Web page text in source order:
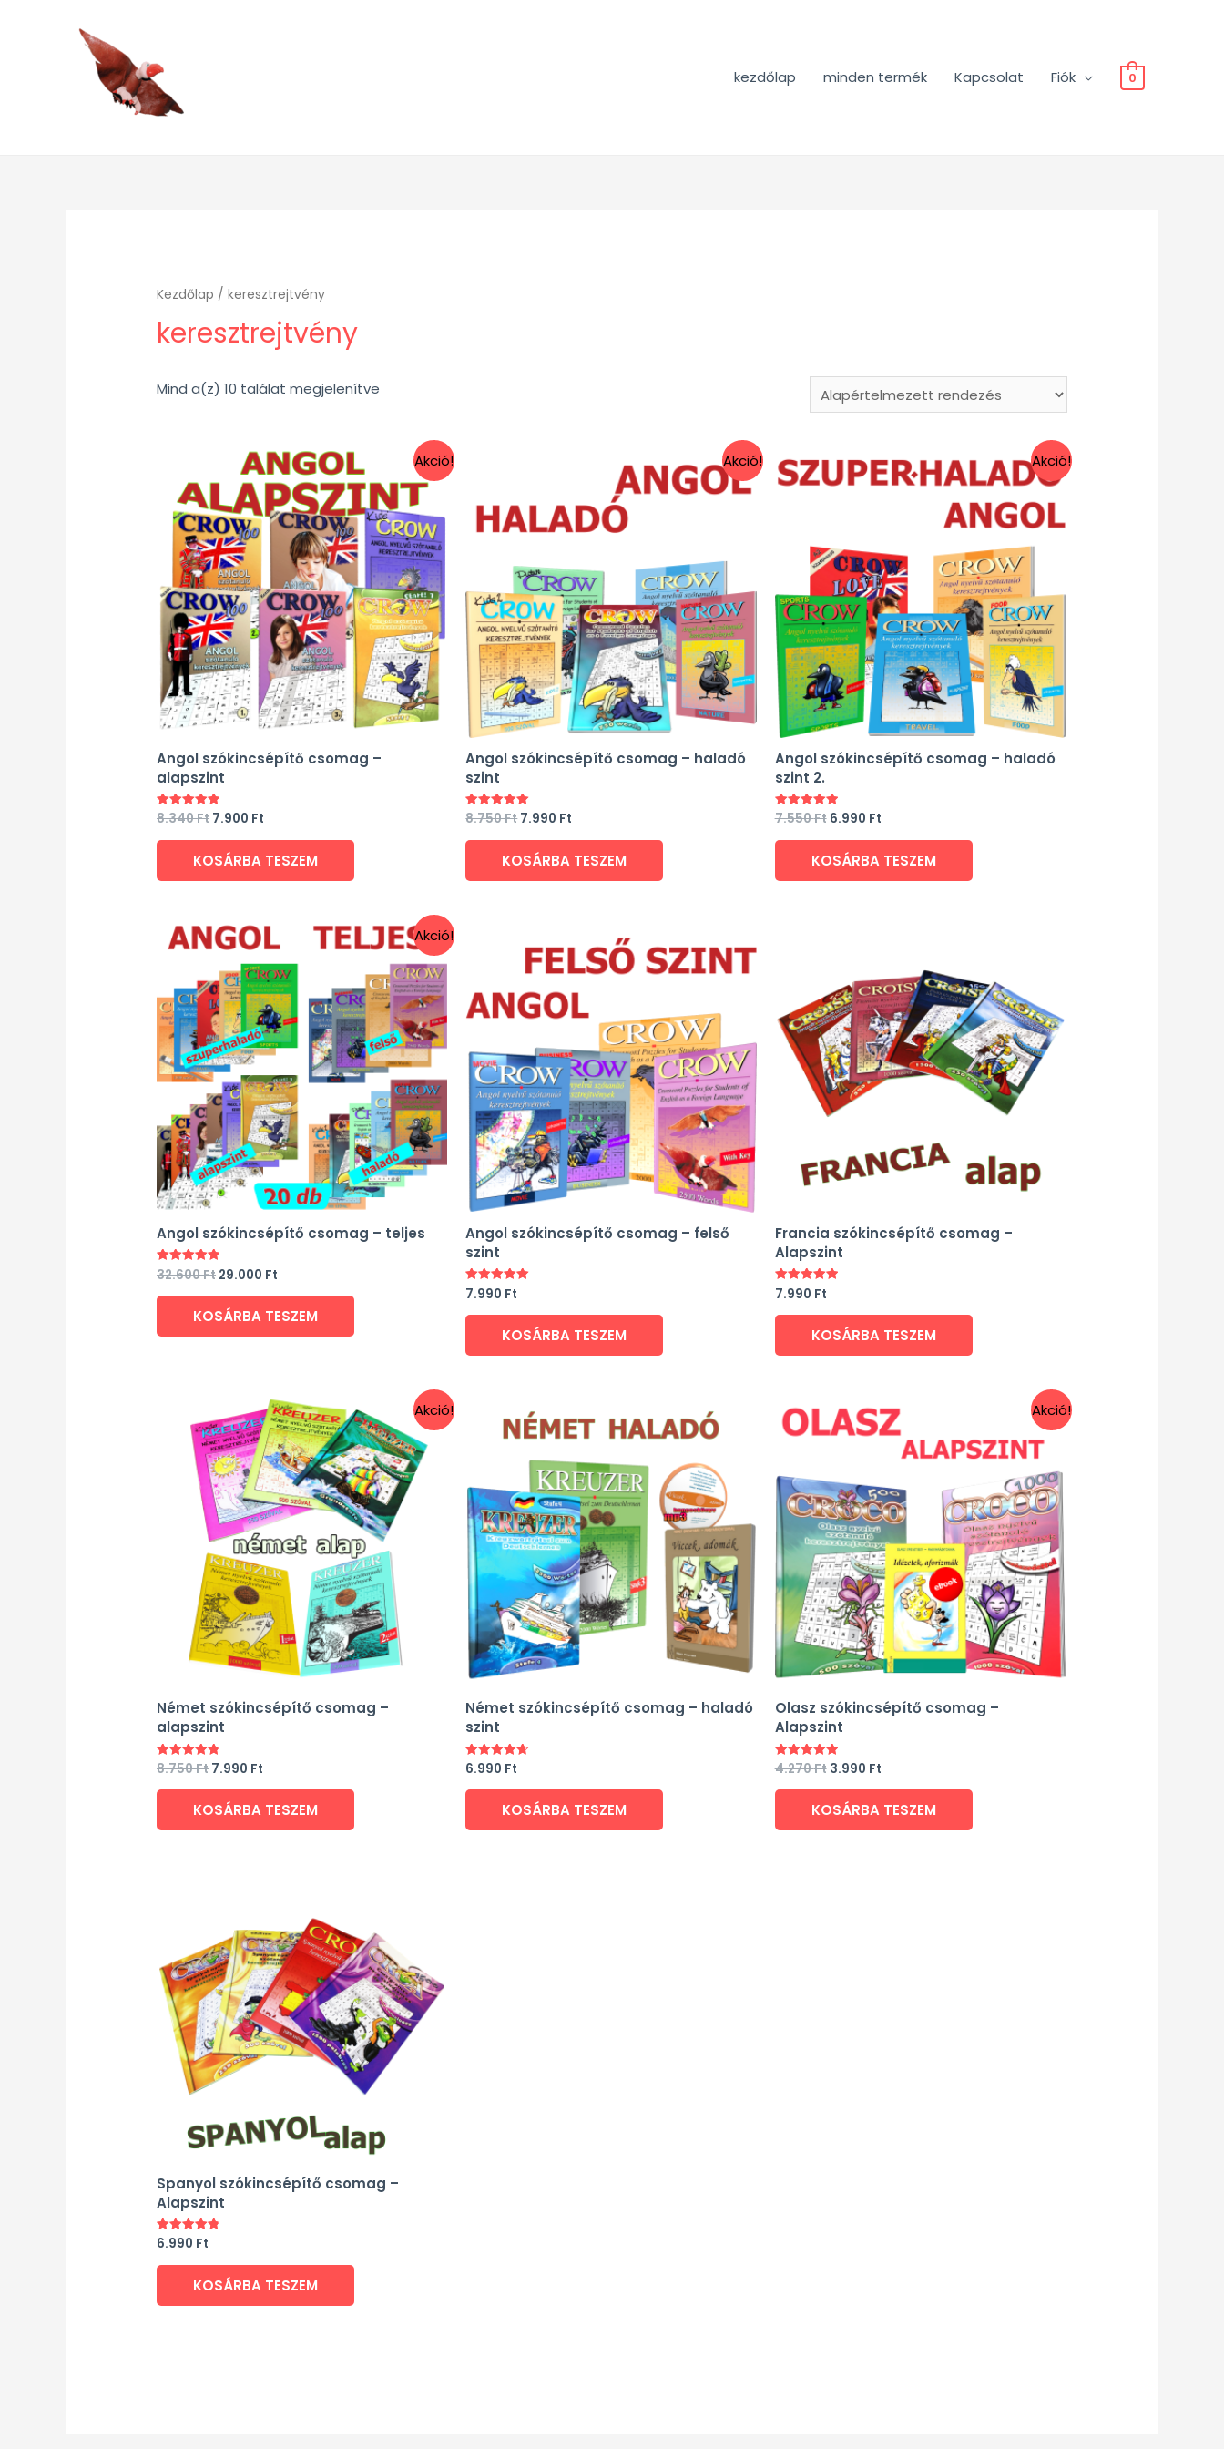
kezdőlap minden termék Kapcsolat Fiók 0
Kezdőlap / keresztrejtvény
keresztrejtvény
Mind a(z) 10 találat megjelenítve
Akció!
Angol szókincsépítő csomag –
alapszint
Értékelés:
/ 5
8.340Ft 7.900 Ft
KOSÁRBA TESZEM
Akció!
Angol szókincsépítő csomag – haladó
szint
Értékelés:
/ 5
8.750Ft7.990 Ft
KOSÁRBA TESZEM
Akció!
Angol szókincsépítő csomag – haladó
szint 2.
Értékelés:
/ 5
7.550Ft 6.990 Ft
KOSÁRBA TESZEM
Akció!
Angol szókincsépítő csomag – teljes
Értékelés:
5.00
/ 5
32.600Ft 29.000 Ft
KOSÁRBA TESZEM
Angol szókincsépítő csomag – felső
szint
Értékelés:
5.00
/ 5
7.990 Ft
KOSÁRBA TESZEM
Francia szókincsépítő csomag –
Alapszint
Értékelés:
5.00
/ 5
7.990 Ft
KOSÁRBA TESZEM
Akció!
Német szókincsépítő csomag –
alapszint
Értékelés:
4.80
/ 5
8.750Ft 7.990 Ft
KOSÁRBA TESZEM
Német szókincsépítő csomag – haladó
szint
Értékelés:
4.75
/ 5
6.990 Ft
KOSÁRBA TESZEM
Akció!
Olasz szókincsépítő csomag –
Alapszint
Értékelés:
5.00
/ 5
4.270Ft 3.990 Ft
KOSÁRBA TESZEM
Spanyol szókincsépítő csomag –
Alapszint
Értékelés:
/ 5
6.990 Ft
KOSÁRBA TESZEM